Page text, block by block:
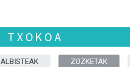
TXOKOA
ALBISTEAK ZOZKETAK